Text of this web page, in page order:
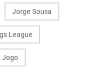
Jorge Sousa
League
Jogo